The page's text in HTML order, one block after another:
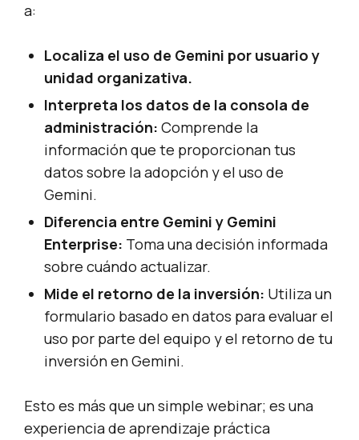
a:
Localiza el uso de Gemini por usuario y
unidad organizativa.
Interpreta los datos de la consola de
administración: Comprende la
información que te proporcionan tus
datos sobre la adopción y el uso de
Gemini.
Diferencia entre Gemini y Gemini
Enterprise: Toma una decisión informada
sobre cuándo actualizar.
Mide el retorno de la inversión: Utiliza un
formulario basado en datos para evaluar el
uso por parte del equipo y el retorno de tu
inversión en Gemini.
Esto es más que un simple webinar; es una
experiencia de aprendizaje práctica